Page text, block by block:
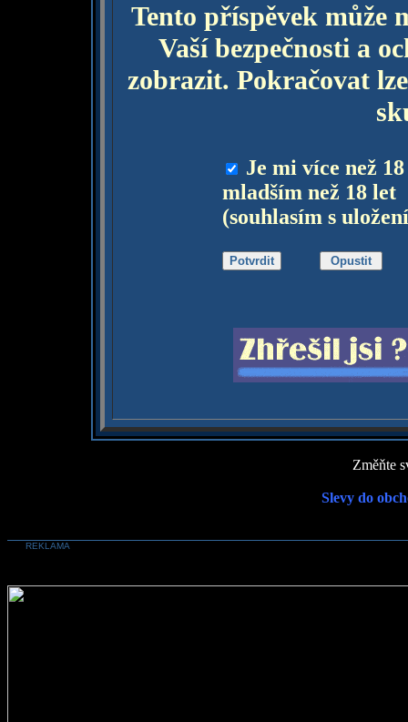
Tento příspěvek může
Vaší bezpečnosti a
zobrazit. Pokračovat
Je mi více než
mladším než 18 let
(souhlasím s
Změňte
Slevy do
REKLAMA